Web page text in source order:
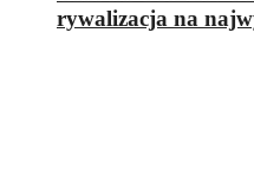
rywalizacja na